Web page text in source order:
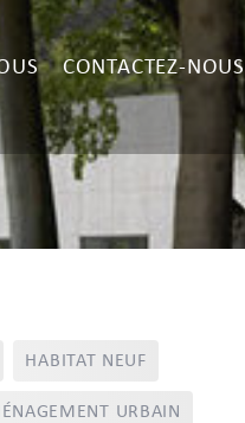
CONTACTEZ-NOUS
HABITAT NEUF
URBAIN